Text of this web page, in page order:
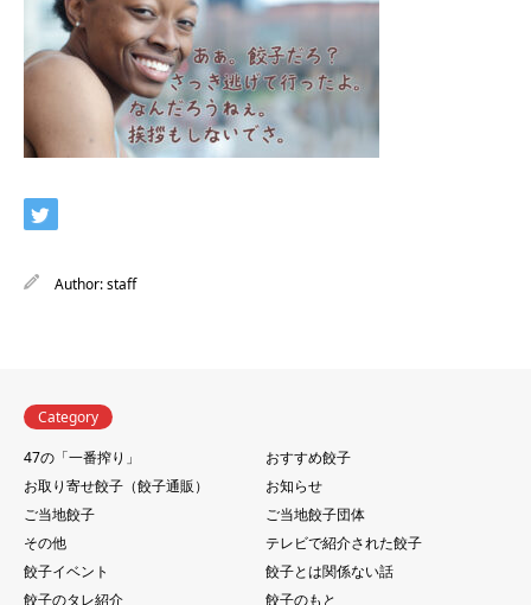
Author:staff
Category
47の「一番搾り」
おすすめ餃子
お取り寄せ餃子（餃子通販）
お知らせ
ご当地餃子
ご当地餃子団体
その他
テレビで紹介された餃子
餃子イベント
餃子とは関係ない話
餃子のタレ紹介
餃子のもと